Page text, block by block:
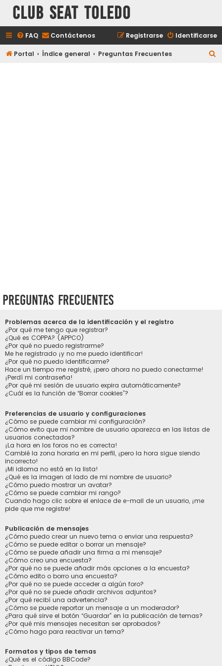
Club Seat Toledo
FAQ Contáctenos Identificarse
Registrarse
Portal Índice general Preguntas Frecuentes
Preguntas Frecuentes
Problemas acerca de la identificación y el registro
¿Por qué me tengo que registrar?
¿Qué es COPPA? (APPCO)
¿Por qué no puedo registrarme?
Me he registrado ¡y no me puedo identificar!
¿Por qué no puedo identificarme?
Hace un tiempo me registré, ¡pero ahora no puedo conectarme!
¡Perdí mi contraseña!
¿Por qué mi sesión de usuario expira automáticamente?
¿Cuál es la función de “Borrar cookies”?
Preferencias de usuario y configuraciones
¿Cómo se puede cambiar mi configuración?
¿Cómo evito que mi nombre de usuario aparezca en las listas de
usuarios conectados?
¡La hora en los foros no es correcta!
Cambié la zona horaria en mi perfil, ¡pero la hora sigue siendo
incorrecto!
¡Mi idioma no está en la lista!
¿Qué es la imagen al lado de mi nombre de usuario?
¿Cómo puedo mostrar un avatar?
¿Cómo se puede cambiar mi rango?
Cuando hago clic sobre el enlace de e-mail de un usuario, ¡me
pide que me registre!
Publicación de mensajes
¿Cómo puedo crear un nuevo tema o enviar una respuesta?
¿Cómo se puede editar o borrar un mensaje?
¿Cómo se puede añadir una firma a mi mensaje?
¿Cómo creo una encuesta?
¿Por qué no se puede añadir más opciones a la encuesta?
¿Cómo edito o borro una encuesta?
¿Por qué no se puede acceder a algún foro?
¿Por qué no se puede añadir archivos adjuntos?
¿Por qué recibí una advertencia?
¿Cómo se puede reportar un mensaje a un moderador?
¿Para qué sirve el botón “Guardar” en la publicación de temas?
¿Por qué mis mensajes necesitan ser aprobados?
¿Cómo hago para reactivar un tema?
Formatos y tipos de temas
¿Qué es el código BBCode?